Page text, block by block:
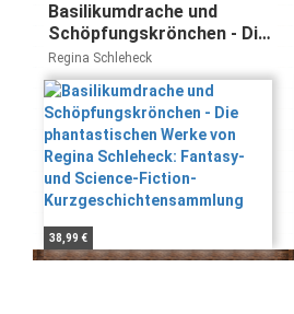
Basilikumdrache und
Schöpfungskrönchen - Die
phantastischen Werke von
Regina Schleheck:
Fantasy- und Science-
Fiction-
Kurzgeschichtensammlung
Regina Schleheck
38,99 €